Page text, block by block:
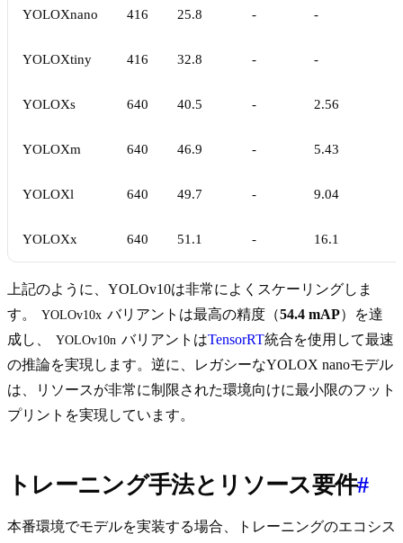
YOLOXnano 416 25.8 - -
YOLOXtiny 416 32.8 - -
YOLOXs 640 40.5 - 2.56
YOLOXm 640 46.9 - 5.43
YOLOXl 640 49.7 - 9.04
YOLOXx 640 51.1 - 16.1
上記のように、YOLOv10は非常によくスケーリングしま
す。
YOLOv10x バリアントは最高の精度（54.4 mAP）を達
成し、
YOLOv10n バリアントはTensorRT統合を使用して最速
の推論を実現します。逆に、レガシーなYOLOX nanoモデル
は、リソースが非常に制限された環境向けに最小限のフット
プリントを実現しています。
トレーニング手法とリソース要件#
本番環境でモデルを実装する場合、トレーニングのエコシス